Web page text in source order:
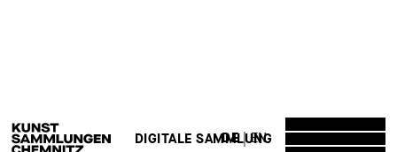
DE EN
DIGITALE SAMMLUNG